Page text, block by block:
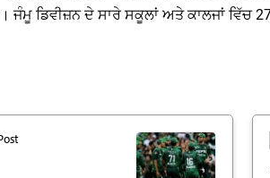
ਡਿਵੀਜ਼ਨ ਦੇ ਸਾਰੇ ਸਕੂਲਾਂ ਅਤੇ ਕਾਲਜਾਂ ਵਿੱਚ